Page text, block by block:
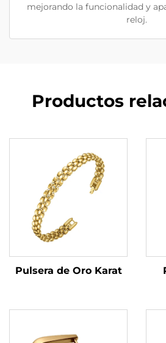
mejorando la funcionalidad y
reloj.
Productos
Pulsera de Oro Karat